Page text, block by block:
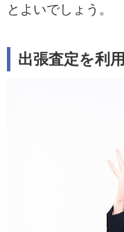
とよいでしょう。
出張査定を利